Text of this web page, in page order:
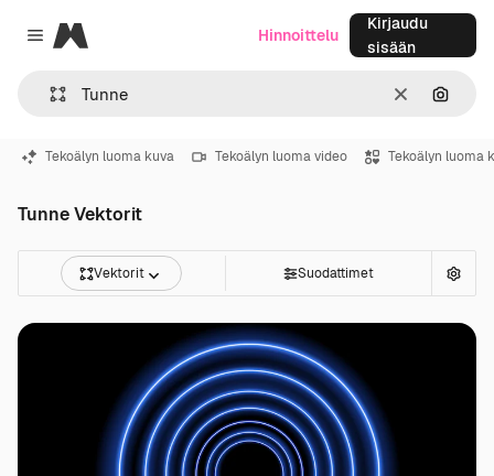
Close menu
Magnific
SelkeäHae
Hinnoittelu
Kirjaudu
sisään
Tekoälyn luoma kuva Tekoälyn luoma video Tekoälyn luoma
Tunne Vektorit
Vektorit Suodattimet